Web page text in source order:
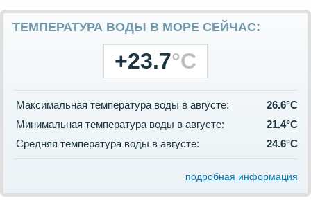
ТЕМПЕРАТУРА ВОДЫ В МОРЕ СЕЙЧАС:
+23.7°C
Максимальная температура воды в августе:
26.6°C
Минимальная температура воды в августе:
21.4°C
Средняя температура воды в августе:
24.6°C
подробная информация